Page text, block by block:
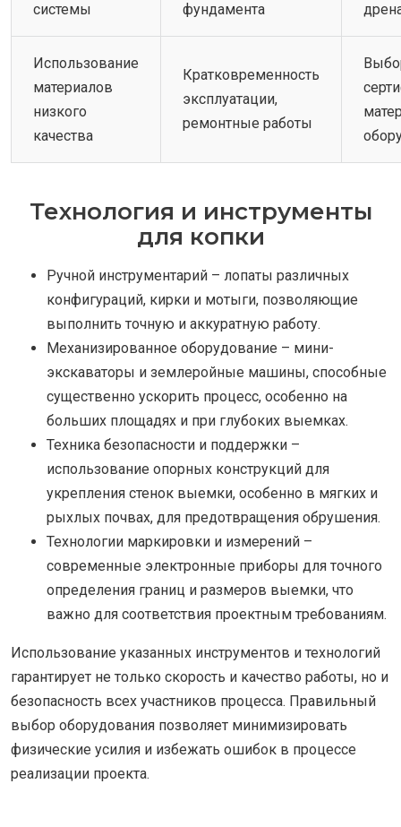
системы
фундамента
Использование
материалов
низкого
качества
Кратковременность
эксплуатации,
ремонтные работы
Технология и инструменты
для копки
Ручной инструментарий – лопаты различных
конфигураций, кирки и мотыги, позволяющие
выполнить точную и аккуратную работу.
Механизированное оборудование – мини-
экскаваторы и землеройные машины, способные
существенно ускорить процесс, особенно на
больших площадях и при глубоких выемках.
Техника безопасности и поддержки –
использование опорных конструкций для
укрепления стенок выемки, особенно в мягких и
рыхлых почвах, для предотвращения обрушения.
Технологии маркировки и измерений –
современные электронные приборы для точного
определения границ и размеров выемки, что
важно для соответствия проектным требованиям.
Использование указанных инструментов и технологий
гарантирует не только скорость и качество работы, но и
безопасность всех участников процесса. Правильный
выбор оборудования позволяет минимизировать
физические усилия и избежать ошибок в процессе
реализации проекта.